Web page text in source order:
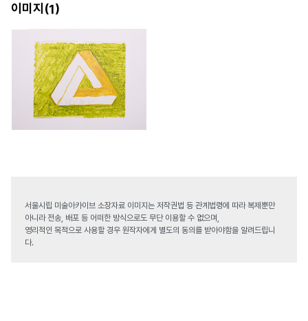
이미지(1)
서울시립 미술아카이브 소장자료 이미지는 저작권법 등 관계법령에 따라 복제뿐만
아니라 전송, 배포 등 어떠한 방식으로도 무단 이용할 수 없으며,
영리적인 목적으로 사용할 경우 원작자에게 별도의 동의를 받아야함을 알려드립니
다.